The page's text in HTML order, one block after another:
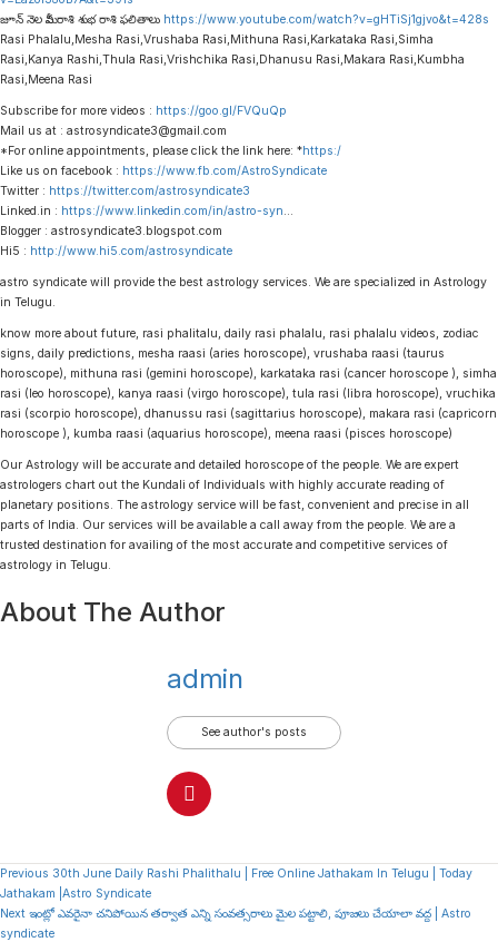
జూన్ నెల మీన రాశి శుభ రాశి ఫలితాలు https://www.youtube.com/watch?v=gHTiSj1gjvo&t=428s
Rasi Phalalu,Mesha Rasi,Vrushaba Rasi,Mithuna Rasi,Karkataka Rasi,Simha
Rasi,Kanya Rashi,Thula Rasi,Vrishchika Rasi,Dhanusu Rasi,Makara Rasi,Kumbha
Rasi,Meena Rasi
Subscribe for more videos : https://goo.gl/FVQuQp
Mail us at : astrosyndicate3@gmail.com
*For online appointments, please click the link here: *https:/
Like us on facebook : https://www.fb.com/AstroSyndicate
Twitter : https://twitter.com/astrosyndicate3
Linked.in : https://www.linkedin.com/in/astro-syn
Blogger : astrosyndicate3.blogspot.com
Hi5 : http://www.hi5.com/astrosyndicate
astro syndicate will provide the best astrology services. We are specialized in Astrology
in Telugu.
know more about future, rasi phalitalu, daily rasi phalalu, rasi phalalu videos, zodiac
signs, daily predictions, mesha raasi (aries horoscope), vrushaba raasi (taurus
horoscope), mithuna rasi (gemini horoscope), karkataka rasi (cancer horoscope ), simha
rasi (leo horoscope), kanya raasi (virgo horoscope), tula rasi (libra horoscope), vruchika
rasi (scorpio horoscope), dhanussu rasi (sagittarius horoscope), makara rasi (capricorn
horoscope ), kumba raasi (aquarius horoscope), meena raasi (pisces horoscope)
Our Astrology will be accurate and detailed horoscope of the people. We are expert
astrologers chart out the Kundali of Individuals with highly accurate reading of
planetary positions. The astrology service will be fast, convenient and precise in all
parts of India. Our services will be available a call away from the people. We are a
trusted destination for availing of the most accurate and competitive services of
astrology in Telugu.
About The Author
admin
See author's posts
Continue
Reading
Previous 30th June Daily Rashi Phalithalu | Free Online Jathakam In Telugu | Today
Jathakam |Astro Syndicate
Next ఇంట్లో ఎవరైనా చనిపోయిన తర్వాత ఎన్ని సంవత్సరాలు మైల పట్టాలి, పూజలు చేయాలా వద్ద | Astro
syndicate